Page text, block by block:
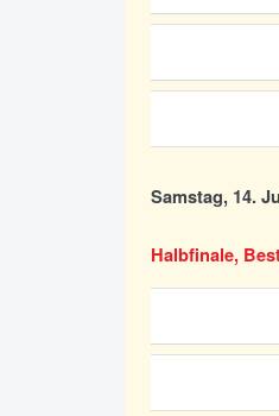
Samstag, 14.
Halbfinale,